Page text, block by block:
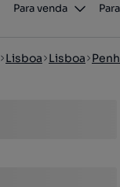
Para venda
Lisboa Lisboa